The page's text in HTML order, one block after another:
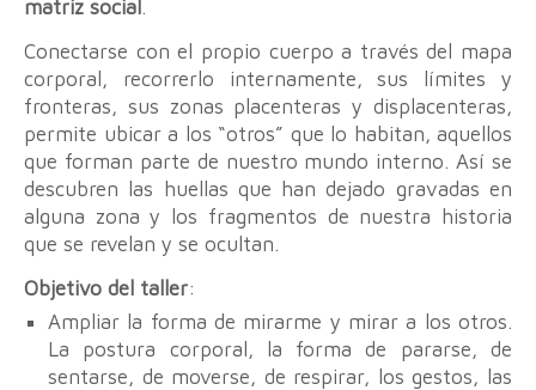
matriz social .
Conectarse con el propio cuerpo a través del mapa
corporal, recorrerlo internamente, sus límites y
fronteras, sus zonas placenteras y displacenteras,
permite ubicar a los “otros” que lo habitan, aquellos
que forman parte de nuestro mundo interno. Así se
descubren las huellas que han dejado gravadas en
alguna zona y los fragmentos de nuestra historia
que se revelan y se ocultan.
Objetivo del taller:
Ampliar la forma de mirarme y mirar a los otros.
La postura corporal, la forma de pararse, de
sentarse, de moverse, de respirar, los gestos, las